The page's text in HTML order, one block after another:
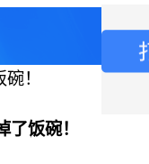
！
饭碗！